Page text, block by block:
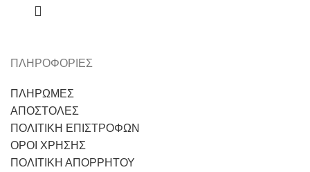
ΠΛΗΡΟΦΟΡΙΕΣ
ΠΛΗΡΩΜΕΣ
ΑΠΟΣΤΟΛΕΣ
ΠΟΛΙΤΙΚΗ ΕΠΙΣΤΡΟΦΩΝ
ΟΡΟΙ ΧΡΗΣΗΣ
ΠΟΛΙΤΙΚΗ ΑΠΟΡΡΗΤΟΥ